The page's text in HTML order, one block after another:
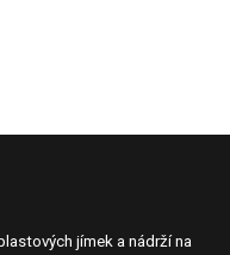
jímek a nádrží na